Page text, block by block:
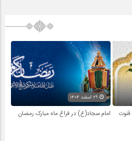
قنوت
امام سجاد(ع) در فراغ ماه مبارک رمضان